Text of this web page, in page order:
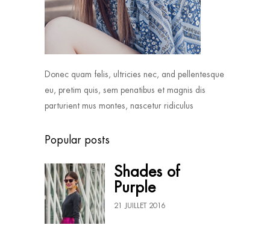
Donec quam felis, ultricies nec, and pellentesque
eu, pretim quis, sem penatibus et magnis dis
parturient mus montes, nascetur ridiculus
Popular posts
Shades of
Purple
21 JUILLET 2016